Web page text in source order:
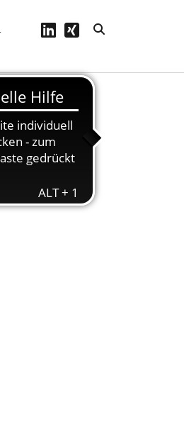
linkedin
xing
Hören Sie bei
unserem Podcast
rein...